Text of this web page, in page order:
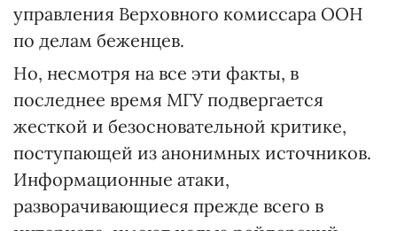
управления Верховного комиссара ООН
по делам беженцев.
Но, несмотря на все эти факты, в
последнее время МГУ подвергается
жесткой и безосновательной критике,
поступающей из анонимных источников.
Информационные атаки,
разворачивающиеся прежде всего в